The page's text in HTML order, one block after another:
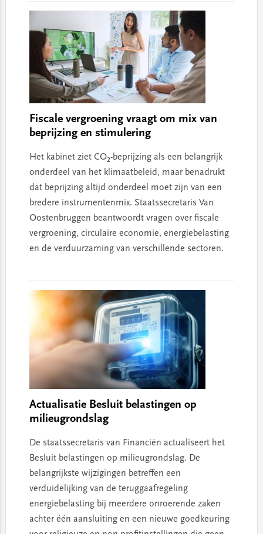
Fiscale vergroening vraagt om mix van
beprijzing en stimulering
Het kabinet ziet CO₂-beprijzing als een belangrijk
onderdeel van het klimaatbeleid, maar benadrukt
dat beprijzing altijd onderdeel moet zijn van een
bredere instrumentenmix. Staatssecretaris Van
Oostenbruggen beantwoordt vragen over fiscale
vergroening, circulaire economie, energiebelasting
en de verduurzaming van verschillende sectoren.
Actualisatie Besluit belastingen op
milieugrondslag
De staatssecretaris van Financiën actualiseert het
Besluit belastingen op milieugrondslag. De
belangrijkste wijzigingen betreffen een
verduidelijking van de teruggaafregeling
energiebelasting bij meerdere onroerende zaken
achter één aansluiting en een nieuwe goedkeuring